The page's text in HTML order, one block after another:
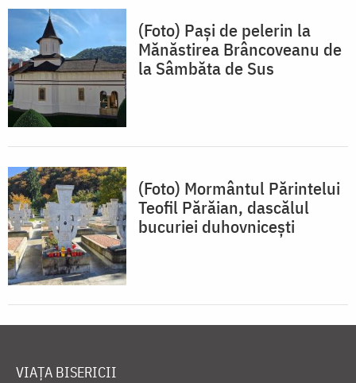
(Foto) Pași de pelerin la
Mănăstirea Brâncoveanu de
la Sâmbăta de Sus
(Foto) Mormântul Părintelui
Teofil Părăian, dascălul
bucuriei duhovnicești
VIAȚA BISERICII